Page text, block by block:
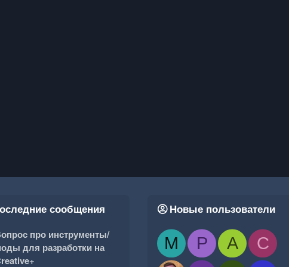
сообщения
про инструменты/
для разработки на
Новые пользователи
M P A
C